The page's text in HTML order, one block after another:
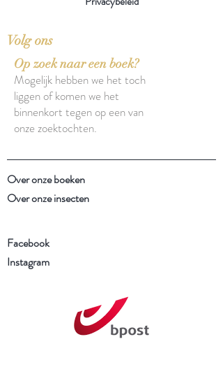
Volg ons
Op zoek naar een boek?
Mogelijk hebben we het toch
liggen of komen we het
binnenkort tegen op een van
onze zoektochten.
Over onze boeken
Over onze insecten
Facebook
Instagram